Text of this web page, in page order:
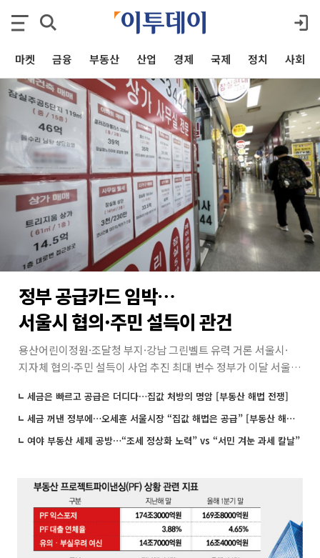
마켓 금융 부동산 산업 경제 국제 정치 사회
정부 공급카드 임박…
서울시 협의·주민 설득이 관건
용산어린이정원·조달청 부지·강남 그린벨트 유력 거론 서울시·
지자체 협의·주민 설득이 사업 추진 최대 변수 정부가 이달 서울·
급대책을 내놓을 전망이다. 용산어린이정원과 서울지방조달청
부지, 여의도 한국토지주택공사(LH) 부지, 강남권 그린벨트 등이
유력 후보지로 거론된다. 전문가들은 정부의 공급 의지만으로는
세금은 빠르고 공급은 더디다…집값 처방의 명암 [부동산 해법 전쟁]
세금 꺼낸 정부에…오세훈 서울시장 “집값 해법은 공급” [부동산 해법 전쟁]
여야 부동산 세제 공방…“조세 정상화 노력” vs “서민 겨눈 과세 칼날”